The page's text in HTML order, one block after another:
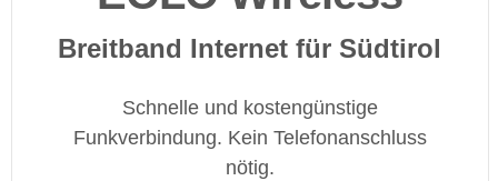
Breitband Internet für Südtirol
Schnelle und kostengünstige
Funkverbindung. Kein Telefonanschluss
nötig.